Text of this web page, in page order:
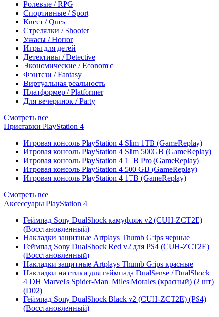
Ролевые / RPG
Спортивные / Sport
Квест / Quest
Стрелялки / Shooter
Ужасы / Horror
Игры для детей
Детективы / Detective
Экономические / Economic
Фэнтези / Fantasy
Виртуальная реальность
Платформер / Platformer
Для вечеринок / Party
Смотреть все
Приставки PlayStation 4
Игровая консоль PlayStation 4 Slim 1TB (GameReplay)
Игровая консоль PlayStation 4 Slim 500GB (GameReplay)
Игровая консоль PlayStation 4 1TB Pro (GameReplay)
Игровая консоль PlayStation 4 500 GB (GameReplay)
Игровая консоль PlayStation 4 1TB (GameReplay)
Смотреть все
Аксессуары PlayStation 4
Геймпад Sony DualShock камуфляж v2 (CUH-ZCT2E)
(Восстановленный)
Накладки защитные Artplays Thumb Grips черные
Геймпад Sony DualShock Red v2 для PS4 (CUH-ZCT2E)
(Восстановленный)
Накладки защитные Artplays Thumb Grips красные
Накладки на стики для геймпада DualSense / DualShock
4 DH Marvel's Spider-Man: Miles Morales (красный) (2 шт)
(D02)
Геймпад Sony DualShock Black v2 (CUH-ZCT2E) (PS4)
(Восстановленный)